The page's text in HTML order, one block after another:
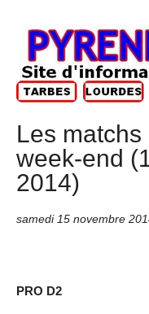
Les
week-end
2014)
samedi 15 novembre
PRO D2